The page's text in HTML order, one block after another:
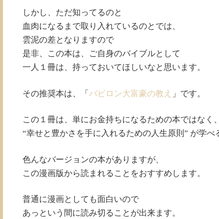
しかし、ただ知ってるのと
血肉になるまで取り入れているのとでは、
雲泥の差となりますので
是非、この本は、ご自身のバイブルとして
一人１冊は、持っておいてほしいなと思います。
その推奨本は、「 バビロン大富豪の教え 」です。
この１冊は、単にお金持ちになるための本ではなく、
“幸せと豊かさを手に入れるための人生原則” が学べ
色んなバージョンの本がありますが、
この漫画版から読まれることをおすすめします。
普通に漫画としても面白いので
あっという間に読み切ることが出来ます。